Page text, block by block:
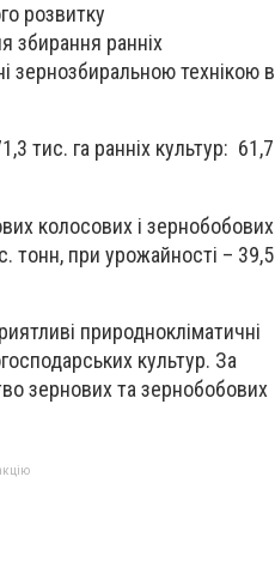
розвитку
збирання ранніх
зернозбиральною технікою в
тис. га ранніх культур: 61,7
колосових і зернобобових
тонн, при урожайності – 39,5
природнокліматичні
культур. За
зернових та зернобобових